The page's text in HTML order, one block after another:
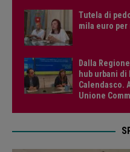
Tutela di
mila euro
Dalla
hub urbani di
Calendasco.
Unione